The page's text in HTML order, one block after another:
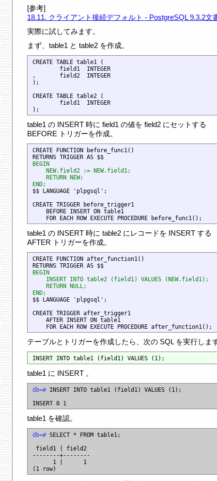
[参考]
18.11. クライアント接続デフォルト - PostgreSQL 9.3.2文
実際に試してみます。
まず、table1 と table2 を作成。
CREATE TABLE table1 (
        field1  INTEGER
,       field2  INTEGER
);
CREATE TABLE table2 (
        field1  INTEGER
table1 の INSERT 時に field1 の値を field2 にセットする
BEFORE トリガーを作成。
CREATE FUNCTION before_func1()
RETURNS TRIGGER AS $$
BEGIN
    NEW.field2 := NEW.field1;
    RETURN NEW;
END;
$$ LANGUAGE 'plpgsql';
CREATE TRIGGER before_trigger1
    BEFORE INSERT ON table1
table1 の INSERT 時に table2 にレコードを INSERT する
AFTER トリガーを作成。
CREATE FUNCTION after_function1()
RETURNS TRIGGER AS $$
BEGIN
    INSERT INTO table2 (field1) VALUES (NEW.field1);
    RETURN NULL;
END;
$$ LANGUAGE 'plpgsql';
CREATE TRIGGER after_trigger1
    AFTER INSERT ON table1
テーブルとトリガーを作成したら、次の SQL を実行しま
table1 に INSERT 。
db=# INSERT INTO table1 (field1) VALUES (1);
table1 を確認。
db=# SELECT * FROM table1;
field1 | field2
--------+--------
      1 |      1